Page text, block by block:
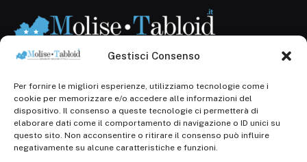
Gestisci Consenso
Per fornire le migliori esperienze, utilizziamo tecnologie come i
cookie per memorizzare e/o accedere alle informazioni del
dispositivo. Il consenso a queste tecnologie ci permetterà di
elaborare dati come il comportamento di navigazione o ID unici su
questo sito. Non acconsentire o ritirare il consenso può influire
negativamente su alcune caratteristiche e funzioni.
Registr. presso il Tribunale di Campobasso: 3/2013 del
14.11.2013, Cron. 1254
Roc: iscrizione n° 25549 (Prot. 1138/com/15 del
30.04.2015)
P.Iva: 01707150700